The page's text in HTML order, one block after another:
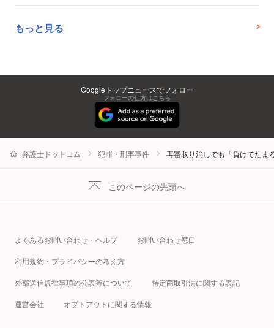
もっと見る
Googleトップニュースでフォロー
フォローの仕方はこちら
弁護士ドットコム 犯罪・刑事事件 再審取り消しでも「負けてた
このページの先頭へ
よくあるお問い合わせ・ヘルプ お問い合わせ窓口
利用規約・プライバシーの考え方
外部送信規律事項の公表等について 特定商取引法に関する表記
運営会社 オプトアウトに関する情報